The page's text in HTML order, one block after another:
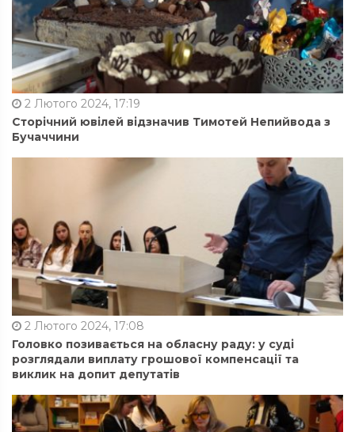
2 Лютого 2024, 17:19
Сторічний ювілей відзначив Тимотей Непийвода з
Бучаччини
2 Лютого 2024, 17:08
Головко позивається на обласну раду: у суді
розглядали виплату грошової компенсації та
виклик на допит депутатів